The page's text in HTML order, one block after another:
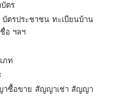
ตร
บัตรประชาชน ทะเบียนบ้าน
อ ฯลฯ
ภท
ซื้อขาย สัญญาเช่า สัญญา